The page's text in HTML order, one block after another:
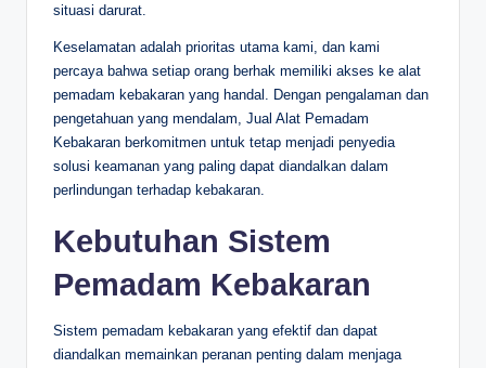
situasi darurat.
Keselamatan adalah prioritas utama kami, dan kami
percaya bahwa setiap orang berhak memiliki akses ke alat
pemadam kebakaran yang handal. Dengan pengalaman dan
pengetahuan yang mendalam, Jual Alat Pemadam
Kebakaran berkomitmen untuk tetap menjadi penyedia
solusi keamanan yang paling dapat diandalkan dalam
perlindungan terhadap kebakaran.
Kebutuhan Sistem
Pemadam Kebakaran
Sistem pemadam kebakaran yang efektif dan dapat
diandalkan memainkan peranan penting dalam menjaga